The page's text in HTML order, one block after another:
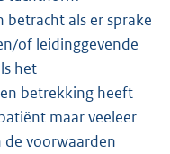
als er sprake
of leidinggevende
het
betrekking heeft
maar veeleer
de voorwaarden